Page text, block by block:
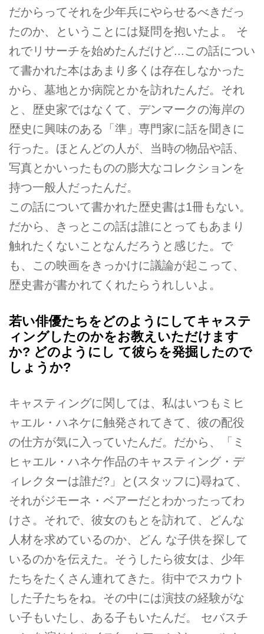
だからってそれを少年兵にやらせるべきだっ
たのか、ということには疑問を抱いたよ。 そ
れでリサーチを始めたんだけど...この話につい
て書かれた本はあまり多くは存在しなかった
から、墓地とか病院とかを訪れたんだ。それ
と、歴史家ではなくて、デンマークの海岸の
歴史に興味のある「準」専門家に話を聞きに
行った。ほとんどの人が、当時の物品や話、
写真とかいったものの膨大なコレクションを
持つ一般人だったんだ。
この話について書かれた歴史書は1冊もない。
だから、きっとこの話は誰にとってもあまり
触れたくないことなんだろうと感じた。で
も、この映画をきっかけに議論が起こって、
歴史書が書かれてくれたらうれしいよ。
若い俳優たちをどのようにしてキャステ
ィングしたのかをお教えいただけます
か? どのようにし て彼らを発掘したので
しょうか?
キャスティングに関しては、私はいつもミヒ
ャエル・ハネケに触発されてきて、彼の配役
の仕方が気に入っていたんだ。だから、「ミ
ヒャエル・ハネケ作品のキャスティング・デ
ィレクターは誰だ?」と(スタッフに)尋ねて、
それがジモーネ・ベアーだとわかったってわ
けさ。それで、彼女のもとを訪れて、どんな
人材を求めているのか、どん な子供を探して
いるのかを伝えた。そうしたら彼女は、少年
たちをたくさん連れてきた。街中でスカウト
した子たちをね。その中には演技の経験がな
い子もいたし、ある子もいたんだ。 セバスチ